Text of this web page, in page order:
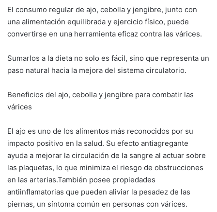
El consumo regular de ajo, cebolla y jengibre, junto con
una alimentación equilibrada y ejercicio físico, puede
convertirse en una herramienta eficaz contra las várices.
Sumarlos a la dieta no solo es fácil, sino que representa un
paso natural hacia la mejora del sistema circulatorio.
Beneficios del ajo, cebolla y jengibre para combatir las
várices
El ajo es uno de los alimentos más reconocidos por su
impacto positivo en la salud. Su efecto antiagregante
ayuda a mejorar la circulación de la sangre al actuar sobre
las plaquetas, lo que minimiza el riesgo de obstrucciones
en las arterias.También posee propiedades
antiinflamatorias que pueden aliviar la pesadez de las
piernas, un síntoma común en personas con várices.